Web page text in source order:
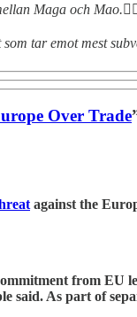
Maga och
som tar emot mest
Over Trade
against the
from
said. As part of